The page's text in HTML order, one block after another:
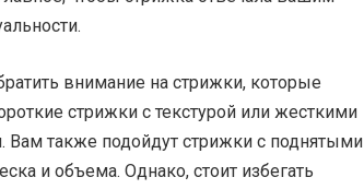
внимание на стрижки, которые
стрижки с текстурой или жесткими
также подойдут стрижки с поднятыми
и объема. Однако, стоит избегать